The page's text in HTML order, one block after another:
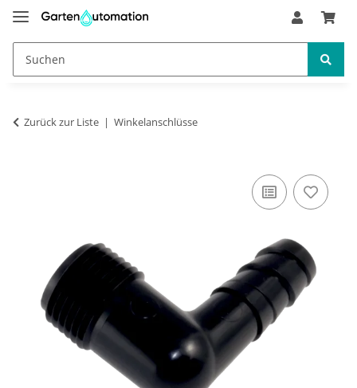
Zurück zur Liste Winkelanschlüsse